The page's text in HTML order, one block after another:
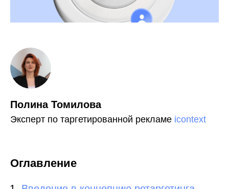
Полина Томилова
Эксперт по таргетированной рекламе icontext
Оглавление